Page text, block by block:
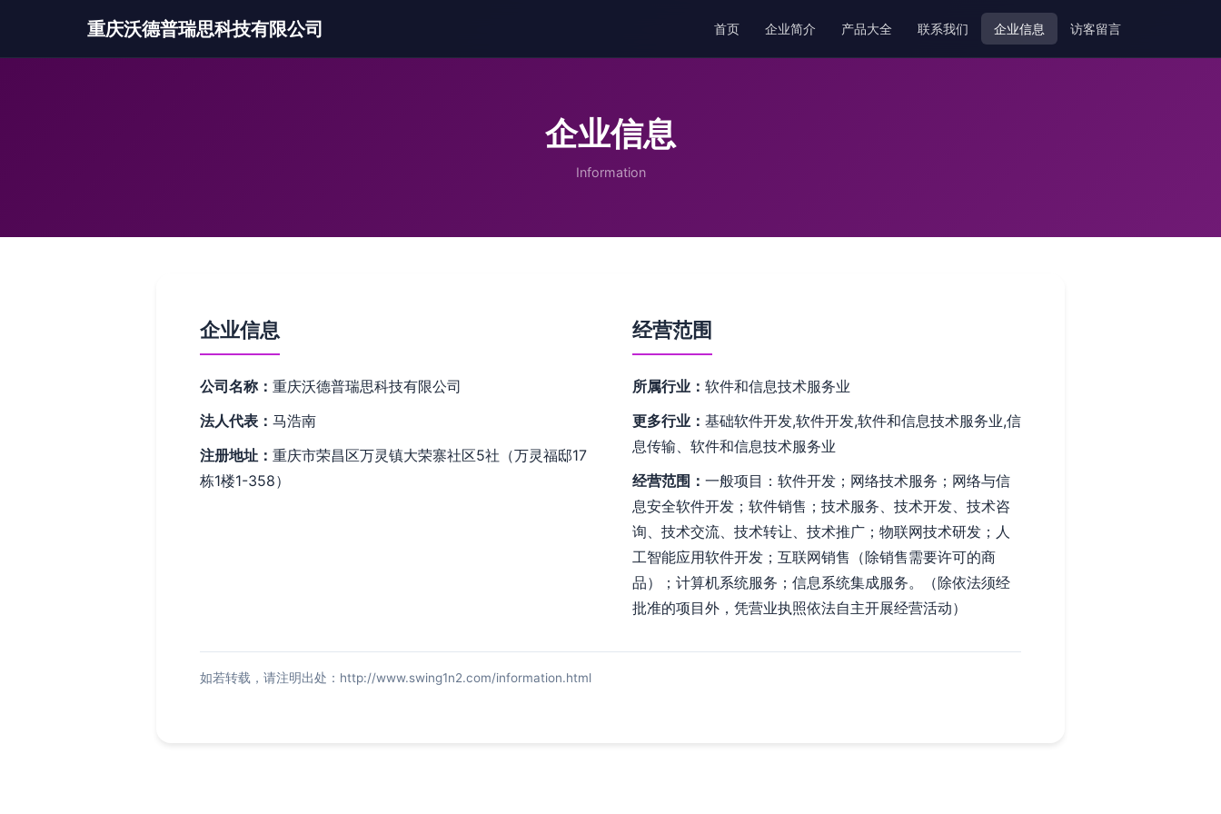
重庆沃德普瑞思科技有限公司 首页 企业简介 产品大全 联系我们 企业信息 访客留言
企业信息
Information
企业信息
公司名称： 重庆沃德普瑞思科技有限公司
法人代表： 马浩南
注册地址： 重庆市荣昌区万灵镇大荣寨社区5社（万灵福邸17
栋1楼1-358）
经营范围
所属行业： 软件和信息技术服务业
更多行业： 基础软件开发,软件开发,软件和信息技术服务业,信
息传输、软件和信息技术服务业
经营范围： 一般项目：软件开发；网络技术服务；网络与信
息安全软件开发；软件销售；技术服务、技术开发、技术咨
询、技术交流、技术转让、技术推广；物联网技术研发；人
工智能应用软件开发；互联网销售（除销售需要许可的商
品）；计算机系统服务；信息系统集成服务。（除依法须经
批准的项目外，凭营业执照依法自主开展经营活动）
如若转载，请注明出处：http://www.swing1n2.com/information.html